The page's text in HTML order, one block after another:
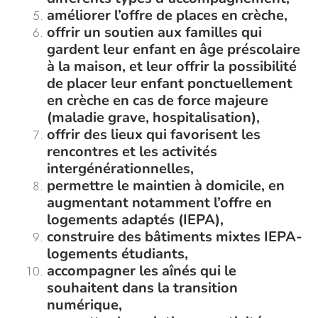
améliorer l’offre de places en crèche,
offrir un soutien aux familles qui
gardent leur enfant en âge préscolaire
à la maison, et leur offrir la possibilité
de placer leur enfant ponctuellement
en crèche en cas de force majeure
(maladie grave, hospitalisation),
offrir des lieux qui favorisent les
rencontres et les activités
intergénérationnelles,
permettre le maintien à domicile, en
augmentant notamment l’offre en
logements adaptés (IEPA),
construire des bâtiments mixtes IEPA-
logements étudiants,
accompagner les aînés qui le
souhaitent dans la transition
numérique,